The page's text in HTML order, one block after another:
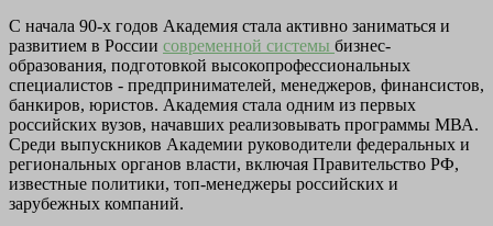
С начала 90-х годов Академия стала активно заниматься и
развитием в России современной системы бизнес-
образования, подготовкой высокопрофессиональных
специалистов - предпринимателей, менеджеров, финансистов,
банкиров, юристов. Академия стала одним из первых
российских вузов, начавших реализовывать программы МВА.
Среди выпускников Академии руководители федеральных и
региональных органов власти, включая Правительство РФ,
известные политики, топ-менеджеры российских и
зарубежных компаний.